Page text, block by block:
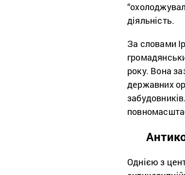
діяльність.
За словами
року. Вона
державних
Однією з